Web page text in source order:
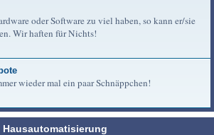
oder Software zu viel haben, so kann er/sie
Wir haften für Nichts!
wieder mal ein paar Schnäppchen!
Hausautomatisierung